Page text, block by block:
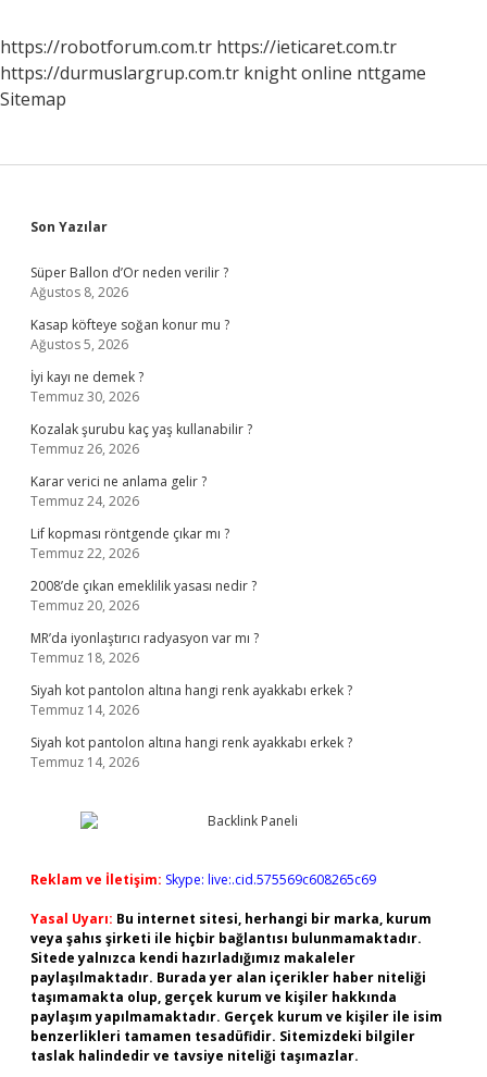
https://robotforum.com.tr https://ieticaret.com.tr
https://durmuslargrup.com.tr knight online nttgame
Sitemap
Sidebar
Son Yazılar
Süper Ballon d’Or neden verilir ?
Ağustos 8, 2026
Kasap köfteye soğan konur mu ?
Ağustos 5, 2026
İyi kayı ne demek ?
Temmuz 30, 2026
Kozalak şurubu kaç yaş kullanabilir ?
Temmuz 26, 2026
Karar verici ne anlama gelir ?
Temmuz 24, 2026
Lif kopması röntgende çıkar mı ?
Temmuz 22, 2026
2008’de çıkan emeklilik yasası nedir ?
Temmuz 20, 2026
MR’da iyonlaştırıcı radyasyon var mı ?
Temmuz 18, 2026
Siyah kot pantolon altına hangi renk ayakkabı erkek ?
Temmuz 14, 2026
Siyah kot pantolon altına hangi renk ayakkabı erkek ?
Temmuz 14, 2026
Reklam ve İletişim: Skype: live:.cid.575569c608265c69
Yasal Uyarı: Bu internet sitesi, herhangi bir marka, kurum
veya şahıs şirketi ile hiçbir bağlantısı bulunmamaktadır.
Sitede yalnızca kendi hazırladığımız makaleler
paylaşılmaktadır. Burada yer alan içerikler haber niteliği
taşımamakta olup, gerçek kurum ve kişiler hakkında
paylaşım yapılmamaktadır. Gerçek kurum ve kişiler ile isim
benzerlikleri tamamen tesadüfidir. Sitemizdeki bilgiler
taslak halindedir ve tavsiye niteliği taşımazlar.